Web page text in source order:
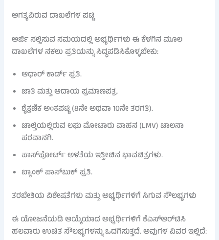
ಅಗತ್ಯವಿರುವ ದಾಖಲೆಗಳ ಪಟ್ಟಿ
ಅರ್ಜಿ ಸಲ್ಲಿಸುವ ಸಮಯದಲ್ಲಿ ಅಭ್ಯರ್ಥಿಗಳು ಈ ಕೆಳಗಿನ ಮೂಲ
ದಾಖಲೆಗಳ ನಕಲು ಪ್ರತಿಯನ್ನು ಸಿದ್ಧಪಡಿಸಿಕೊಳ್ಳಬೇಕು:
ಆಧಾರ್ ಕಾರ್ಡ್ ಪ್ರತಿ.
ಜಾತಿ ಮತ್ತು ಆದಾಯ ಪ್ರಮಾಣಪತ್ರ.
ಶೈಕ್ಷಣಿಕ ಅಂಕಪಟ್ಟಿ (8ನೇ ಅಥವಾ 10ನೇ ತರಗತಿ).
ಚಾಲ್ತಿಯಲ್ಲಿರುವ ಲಘು ಮೋಟಾರು ವಾಹನ (LMV) ಚಾಲನಾ
ಪರವಾನಗಿ.
ಪಾಸ್‌ಪೋರ್ಟ್ ಅಳತೆಯ ಇತ್ತೀಚಿನ ಭಾವಚಿತ್ರಗಳು.
ಬ್ಯಾಂಕ್ ಪಾಸ್‌ಬುಕ್ ಪ್ರತಿ.
ತರಬೇತಿಯ ವಿಶೇಷತೆಗಳು ಮತ್ತು ಅಭ್ಯರ್ಥಿಗಳಿಗೆ ಸಿಗುವ ಸೌಲಭ್ಯಗಳು
ಈ ಯೋಜನೆಯಡಿ ಆಯ್ಕೆಯಾದ ಅಭ್ಯರ್ಥಿಗಳಿಗೆ ಕೆಎಸ್‌ಆರ್‌ಟಿಸಿ
ಹಲವಾರು ಉಚಿತ ಸೌಲಭ್ಯಗಳನ್ನು ಒದಗಿಸುತ್ತದೆ. ಅವುಗಳ ವಿವರ ಇಲ್ಲಿದೆ: